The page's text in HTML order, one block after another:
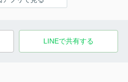
LINEで共有する